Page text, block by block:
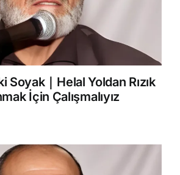
Soyak｜Helal Yoldan Rızık
İçin Çalışmalıyız